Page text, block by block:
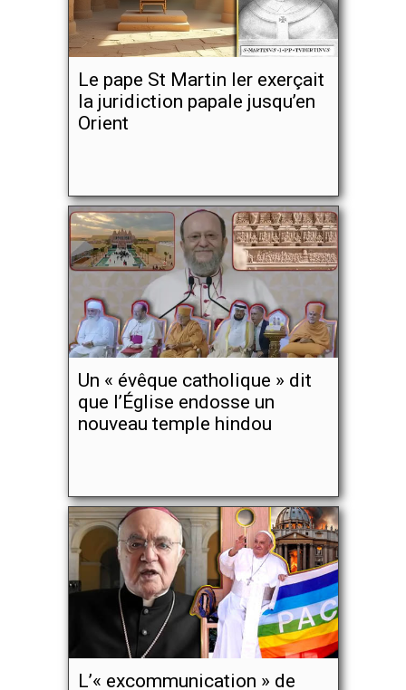
Le pape St Martin Ier exerçait
la juridiction papale jusqu’en
Orient
Un « évêque catholique » dit
que l’Église endosse un
nouveau temple hindou
L’« excommunication » de